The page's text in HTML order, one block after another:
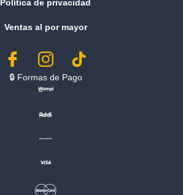
Política de privacidad
Ventas al por mayor
🔒︎ Formas de Pago